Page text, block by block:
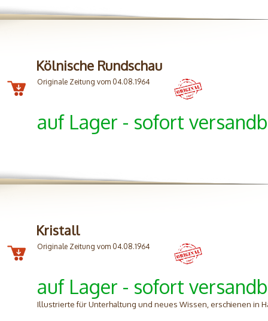
Kölnische Rundschau
Originale Zeitung vom 04.08.1964
auf Lager - sofort
Kristall
Originale Zeitung vom 04.08.1964
auf Lager - sofort
Illustrierte für Unterhaltung und neues Wissen, erschienen in